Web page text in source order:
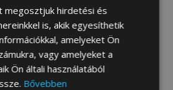
( város neve ) / utca:
megosztjuk hirdetési és
is, akik egyesíthetik
amelyeket Ön
vagy amelyeket a
Ön általi használatából
Bővebben